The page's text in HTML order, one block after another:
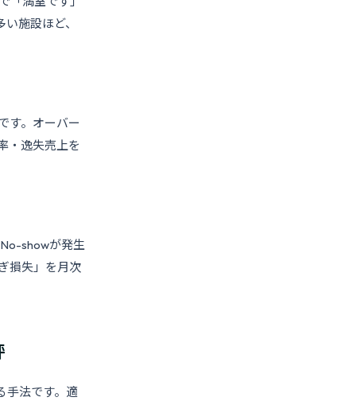
施設ほど、
す。オーバー
・逸失売上を
showが発生
損失」を月次
手法です。適